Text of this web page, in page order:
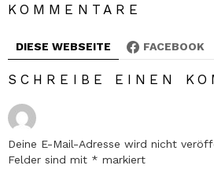
KOMMENTARE
DIESE WEBSEITE FACEBOOK
SCHREIBE EINEN
Deine E-Mail-Adresse wird nicht
Felder sind mit * markiert